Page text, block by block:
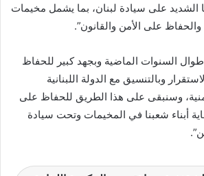
ي
ا
الشديد على سيادة لبنان، بما يشمل مخيمات
والحفاظ على الأمن والقانون”.
طوال السنوات الماضية وبجهد كبير للحفاظ
وبالتنسيق مع الدولة اللبنانية
وسنبقى على هذا الطريق للحفاظ على
أبناء شعبنا في المخيمات وتحت سيادة